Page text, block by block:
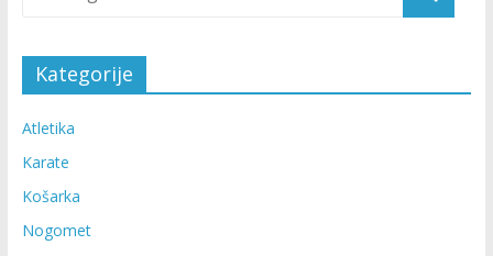
Kategorije
Atletika
Karate
Košarka
Nogomet